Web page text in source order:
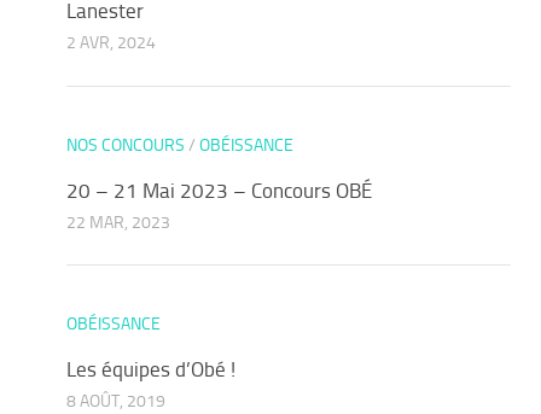
Lanester
2 AVR, 2024
NOS CONCOURS / OBÉISSANCE
20 – 21 Mai 2023 – Concours OBÉ
22 MAR, 2023
OBÉISSANCE
Les équipes d’Obé !
8 AOÛT, 2019